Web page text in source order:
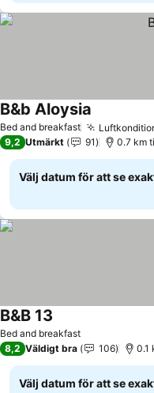
Bed and breakfast
B&b Aloysia
9,2 Utmärkt 91 0.7 km
Välj datum för att se
Bed and breakfast
B&B 13
8,2 Väldigt bra 106 0.1
Välj datum för att se